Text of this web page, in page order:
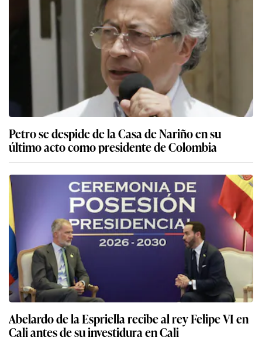
Petro se despide de la Casa de Nariño en su
último acto como presidente de Colombia
Abelardo de la Espriella recibe al rey Felipe VI en
Cali antes de su investidura en Cali